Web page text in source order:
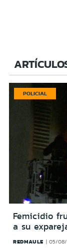
POLICIAL
Femicidio
a su
REDMAULE 05/08/